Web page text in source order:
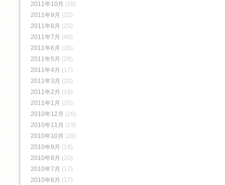
2011年10月 (28)
2011年9月 (22)
2011年8月 (25)
2011年7月 (40)
2011年6月 (35)
2011年5月 (29)
2011年4月 (17)
2011年3月 (20)
2011年2月 (19)
2011年1月 (35)
2010年12月 (26)
2010年11月 (19)
2010年10月 (28)
2010年9月 (18)
2010年8月 (20)
2010年7月 (17)
2010年6月 (17)